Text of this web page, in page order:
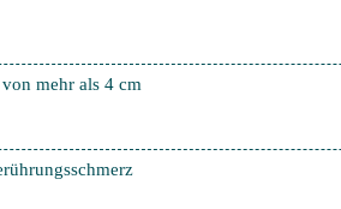
mehr als 4 cm